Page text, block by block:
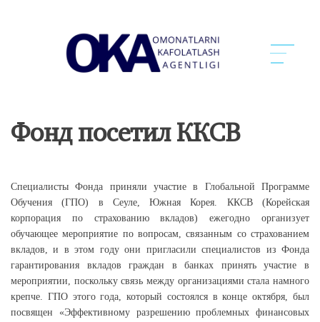
Фонд посетил ККСВ
Специалисты Фонда приняли участие в Глобальной Программе
Обучения (ГПО) в Сеуле, Южная Корея. ККСВ (Корейская
корпорация по страхованию вкладов) ежегодно организует
обучающее мероприятие по вопросам, связанным со страхованием
вкладов, и в этом году они пригласили специалистов из Фонда
гарантирования вкладов граждан в банках принять участие в
мероприятии, поскольку связь между организациями стала намного
крепче. ГПО этого года, который состоялся в конце октября, был
посвящен «Эффективному разрешению проблемных финансовых